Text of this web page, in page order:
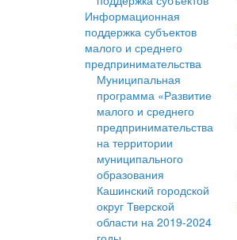
Информационная
поддержка субъектов
малого и среднего
предпринимательства
Муниципальная
программа «Развитие
малого и среднего
предпринимательства
на территории
муниципального
образования
Кашинский городской
округ Тверской
области на 2019-2024